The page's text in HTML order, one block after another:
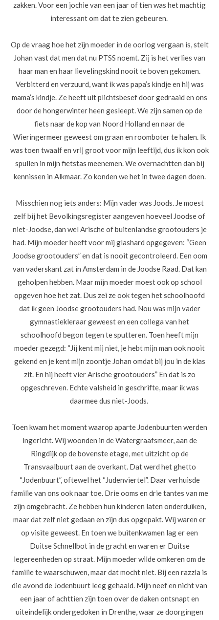
zakken. Voor een jochie van een jaar of tien was het machtig
interessant om dat te zien gebeuren.
Op de vraag hoe het zijn moeder in de oorlog vergaan is, stelt
Johan vast dat men dat nu PTSS noemt. Zij is het verlies van
haar man en haar lievelingskind nooit te boven gekomen.
Verbitterd en verzuurd, want ik was papa’s kindje en hij was
mama’s kindje. Ze heeft uit plichtsbesef door gedraaid en ons
door de hongerwinter heen gesleept. We zijn samen op de
fiets naar de kop van Noord Holland en naar de
Wieringermeer geweest om graan en roomboter te halen. Ik
was toen twaalf en vrij groot voor mijn leeftijd, dus ik kon ook
spullen in mijn fietstas meenemen. We overnachtten dan bij
kennissen in Alkmaar. Zo konden we het in twee dagen doen.
Misschien nog iets anders: Mijn vader was Joods. Je moest
zelf bij het Bevolkingsregister aangeven hoeveel Joodse of
niet-Joodse, dan wel Arische of buitenlandse grootouders je
had. Mijn moeder heeft voor mij glashard opgegeven: “Geen
Joodse grootouders” en dat is nooit gecontroleerd. Een oom
van vaderskant zat in Amsterdam in de Joodse Raad. Dat kan
geholpen hebben. Maar mijn moeder moest ook op school
opgeven hoe het zat. Dus zei ze ook tegen het schoolhoofd
dat ik geen Joodse grootouders had. Nou was mijn vader
gymnastiekleraar geweest en een collega van het
schoolhoofd begon tegen te sputteren. Toen heeft mijn
moeder gezegd: “Jij kent mij niet, je hebt mijn man ook nooit
gekend en je kent mijn zoontje Johan omdat bij jou in de klas
zit. En hij heeft vier Arische grootouders” En dat is zo
opgeschreven. Echte valsheid in geschrifte, maar ik was
daarmee dus niet-Joods.
Toen kwam het moment waarop aparte Jodenbuurten werden
ingericht. Wij woonden in de Watergraafsmeer, aan de
Ringdijk op de bovenste etage, met uitzicht op de
Transvaalbuurt aan de overkant. Dat werd het ghetto
“Jodenbuurt”, oftewel het “Judenviertel”. Daar verhuisde
familie van ons ook naar toe. Drie ooms en drie tantes van me
zijn omgebracht. Ze hebben hun kinderen laten onderduiken,
maar dat zelf niet gedaan en zijn dus opgepakt. Wij waren er
op visite geweest. En toen we buitenkwamen lag er een
Duitse Schnellbot in de gracht en waren er Duitse
legereenheden op straat. Mijn moeder wilde omkeren om de
familie te waarschuwen, maar dat mocht niet. Bij een razzia is
die avond de Jodenbuurt leeg gehaald. Mijn neef en nicht van
een jaar of achttien zijn toen over de daken ontsnapt en
uiteindelijk ondergedoken in Drenthe, waar ze doorgingen